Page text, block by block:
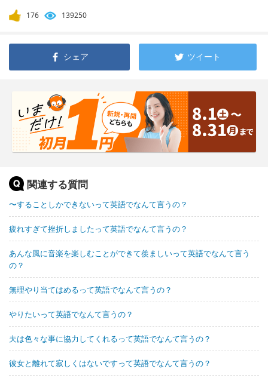
176 139250
シェア ツイート
関連する質問
〜することしかできないって英語でなんて言うの？
疲れすぎて挫折しましたって英語でなんて言うの？
あんな風に音楽を楽しむことができて羨ましいって英語でなんて言う
の？
無理やり当てはめるって英語でなんて言うの？
やりたいって英語でなんて言うの？
夫は色々な事に協力してくれるって英語でなんて言うの？
彼女と離れて寂しくはないですって英語でなんて言うの？